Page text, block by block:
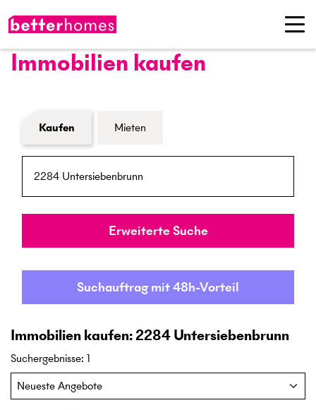
Immobilien kaufen
Formular Immobiliensuche
Kaufen Mieten
PLZ / Ort
Umkreis
Erweiterte Suche
Suchauftrag mit 48h-Vorteil
Immobilien kaufen: 2284 Untersiebenbrunn
Suchergebnisse: 1